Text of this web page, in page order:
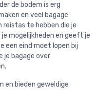
de bodem is erg
en veel bagage
reistas te hebben die je
mogelijkheden en geeft je
een eind moet lopen bij
je bagage over
en bieden geweldige